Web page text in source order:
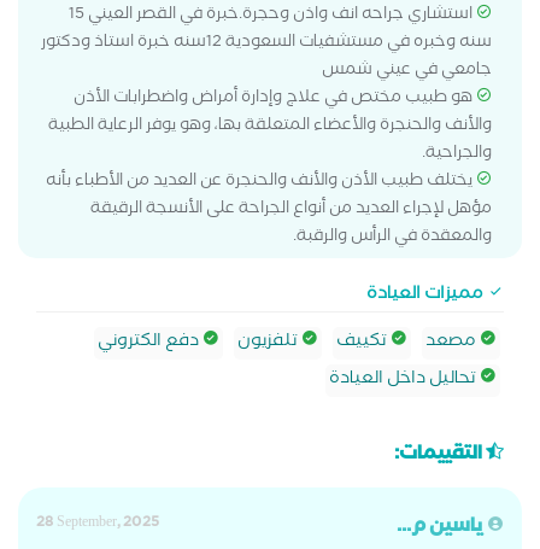
استشاري جراحه انف واذن وحجرة.خبرة في القصر العيني 15
سنه وخبره في مستشفيات السعودية 12سنه خبرة استاذ ودكتور
جامعي في عيني شمس
هو طبيب مختص في علاج وإدارة أمراض واضطرابات الأذن
والأنف والحنجرة والأعضاء المتعلقة بها، وهو يوفر الرعاية الطبية
والجراحية.
يختلف طبيب الأذن والأنف والحنجرة عن العديد من الأطباء بأنه
مؤهل لإجراء العديد من أنواع الجراحة على الأنسجة الرقيقة
والمعقدة في الرأس والرقبة.
مميزات العيادة
مصعد
تكييف تلفزيون
دفع الكتروني
تحاليل داخل العيادة
التقييمات:
ياسين م...
28 September, 2025